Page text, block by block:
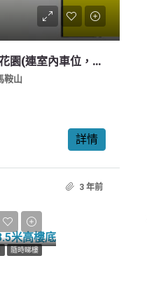
【靚/雅裝 馬鞍山居屋富寶花園(連室內車位，另議)】2房1浴/廁放租: 十至三十分鐘 往/返中大/城大/理大; 配套齊全，四通八達
鞍山
詳情
3 年前
隨時睇樓